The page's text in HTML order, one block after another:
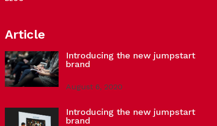
Article
Introducing the new jumpstart
brand
August 6, 2020
Introducing the new jumpstart
brand